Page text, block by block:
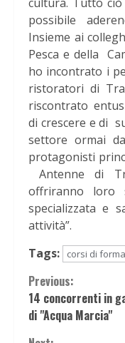
possibile
Insieme ai
Pesca e della
ho incontrato i
ristoratori di
riscontrato
di crescere e di
settore ormai
protagonisti
Antenne di
offriranno loro
specializzata e
attività”.
Tags:
corsi di
Continue
Reading
Previous:
14 concorrenti in
di "Acqua Marcia"